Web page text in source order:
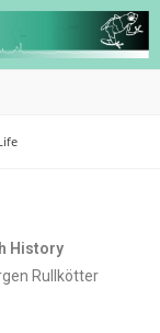
History
Rullkötter